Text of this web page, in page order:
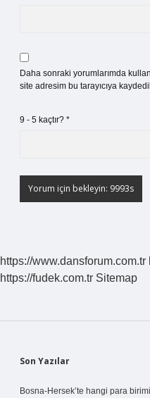
Daha sonraki yorumlarımda
site adresim bu tarayıcıya
9 - 5 kaçtır? *
https://www.dansforum.com.tr
https://fudek.com.tr Sitemap
Sidebar
Son Yazılar
Bosna-Hersek’te hangi para